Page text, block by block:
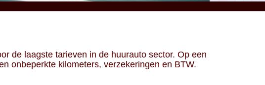
de laagste tarieven in de huurauto sector. Op een
onbeperkte kilometers, verzekeringen en BTW.